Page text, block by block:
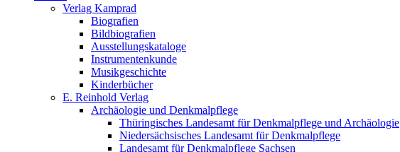
Verlag Kamprad
Biografien
Bildbiografien
Ausstellungskataloge
Instrumentenkunde
Musikgeschichte
Kinderbücher
E. Reinhold Verlag
Archäologie und Denkmalpflege
Thüringisches Landesamt für Denkmalpflege und Archäologie
Niedersächsisches Landesamt für Denkmalpflege
Landesamt für Denkmalpflege Sachsen